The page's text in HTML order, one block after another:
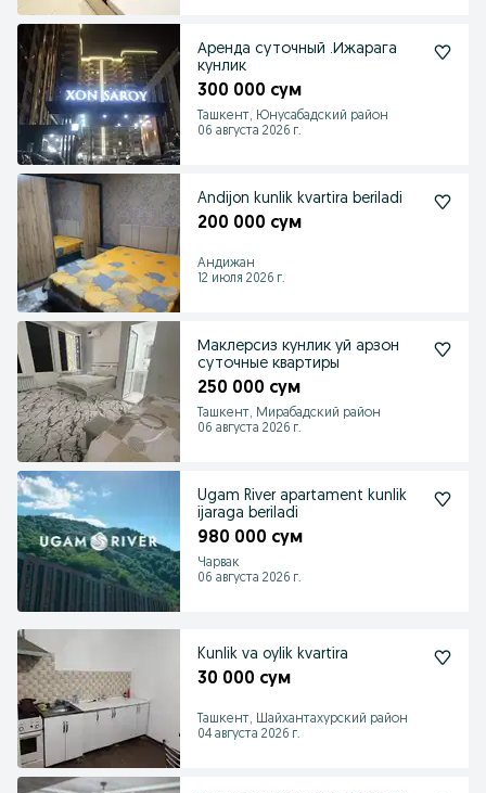
Аренда суточный .Ижарага
кунлик
300 000 сум
Ташкент, Юнусабадский район
06 августа 2026 г.
Andijon kunlik kvartira beriladi
200 000 сум
Андижан
12 июля 2026 г.
Маклерсиз кунлик уй арзон
суточные квартиры
250 000 сум
Ташкент, Мирабадский район
06 августа 2026 г.
Ugam River apartament kunlik
ijaraga beriladi
980 000 сум
Чарвак
06 августа 2026 г.
Kunlik va oylik kvartira
30 000 сум
Ташкент, Шайхантахурский район
04 августа 2026 г.